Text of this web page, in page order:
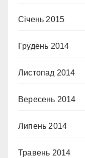
Січень 2015
Грудень 2014
Листопад 2014
Вересень 2014
Липень 2014
Травень 2014